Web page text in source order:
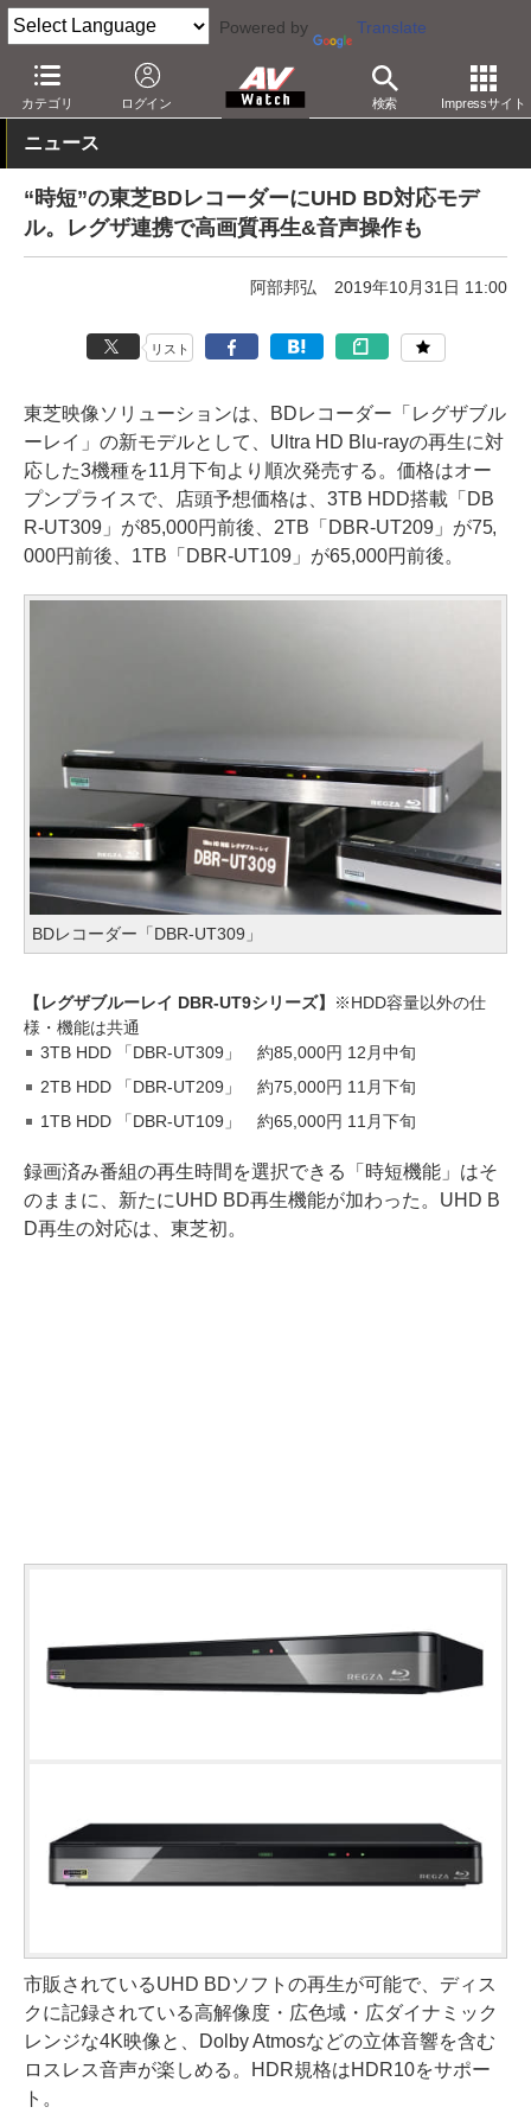
Powered by Translate
カテゴリ ログイン 検索 Impressサイト
AV Watch 製品 レコーダ 東芝
ニュース
“時短”の東芝BDレコーダーにUHD BD対応モデ
ル。レグザ連携で高画質再生&音声操作も
阿部邦弘 2019年10月31日 11:00
リスト
東芝映像ソリューションは、BDレコーダー「レグザブル
ーレイ」の新モデルとして、Ultra HD Blu-rayの再生に対
応した3機種を11月下旬より順次発売する。価格はオー
プンプライスで、店頭予想価格は、3TB HDD搭載「DB
R-UT309」が85,000円前後、2TB「DBR-UT209」が75,
000円前後、1TB「DBR-UT109」が65,000円前後。
BDレコーダー「DBR-UT309」
【レグザブルーレイ DBR-UT9シリーズ】
※HDD容量以外の仕
様・機能は共通
3TB HDD 「DBR-UT309」 約85,000円 12月中旬
2TB HDD 「DBR-UT209」 約75,000円 11月下旬
1TB HDD 「DBR-UT109」 約65,000円 11月下旬
録画済み番組の再生時間を選択できる「時短機能」はそ
のままに、新たにUHD BD再生機能が加わった。UHD B
D再生の対応は、東芝初。
市販されているUHD BDソフトの再生が可能で、ディス
クに記録されている高解像度・広色域・広ダイナミック
レンジな4K映像と、Dolby Atmosなどの立体音響を含む
ロスレス音声が楽しめる。HDR規格はHDR10をサポー
ト。